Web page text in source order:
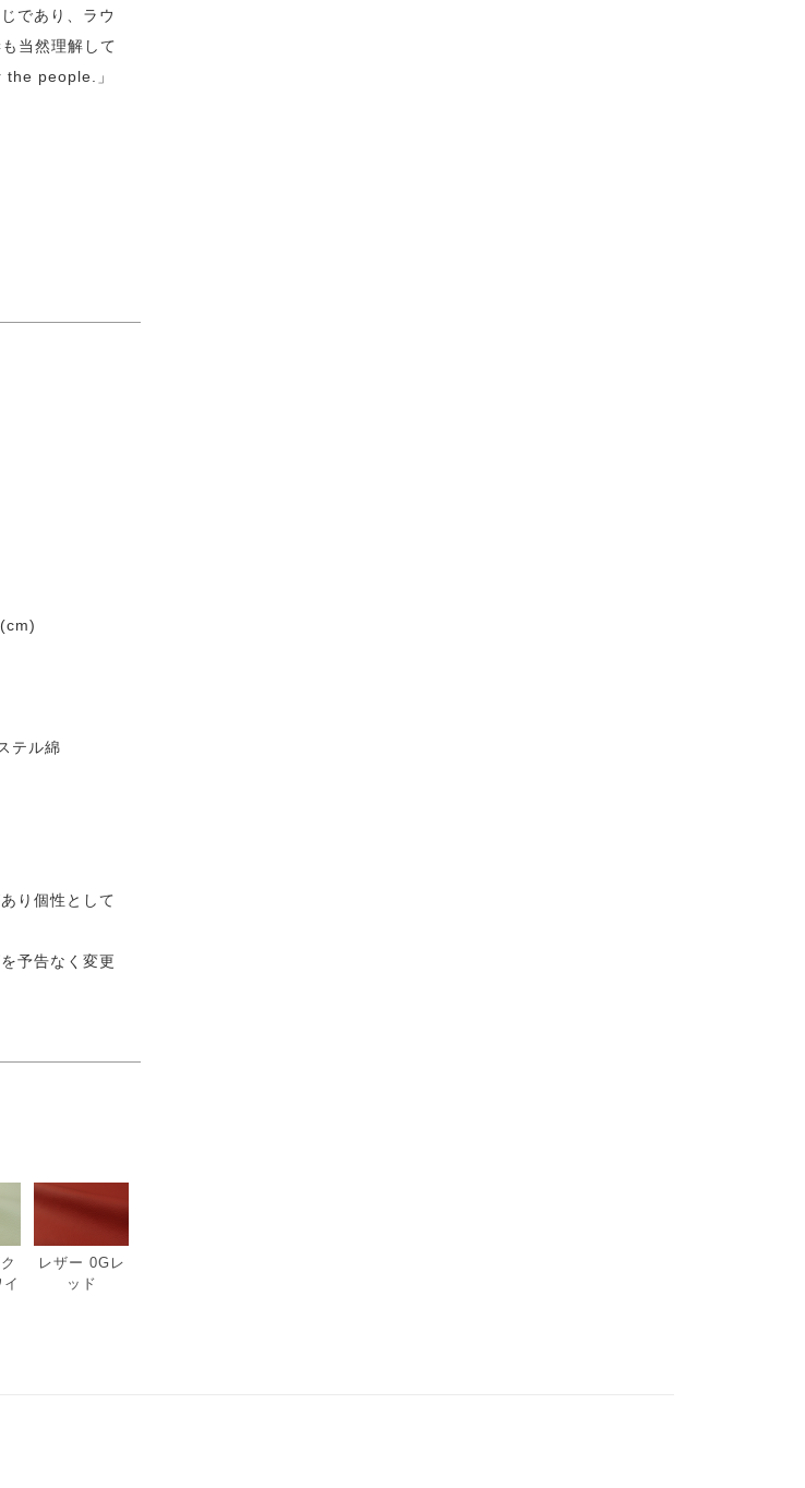
であり、ラウ
当然理解して
people.」
テル綿
り個性として
予告なく変更
レザー 0Gレ
ッド